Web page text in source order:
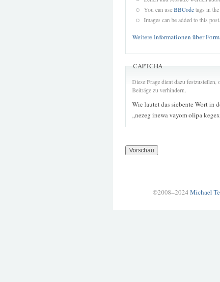
You can useBBCodetags in
Images can be added to this post.
Weitere Informationen über
CAPTCHA
Diese Frage dient dazu
Beiträge zu verhindern.
Wie lautet das siebente Wort in
„nezeg inewa vayom olipa
©2008–2024 Michael